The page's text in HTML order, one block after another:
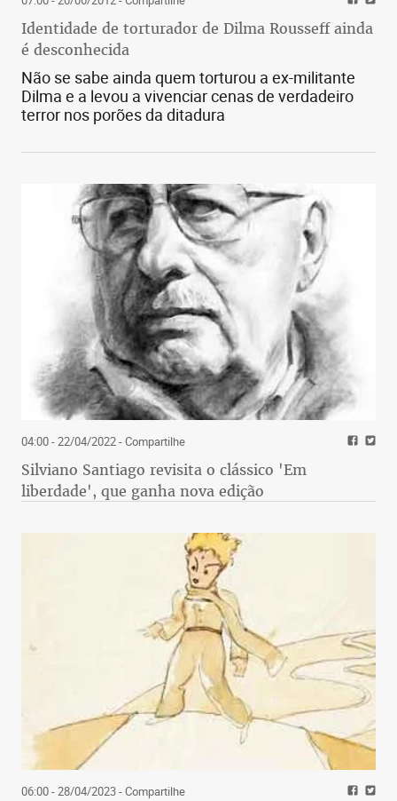
Identidade de torturador de Dilma Rousseff ainda
é desconhecida
Não se sabe ainda quem torturou a ex-militante
Dilma e a levou a vivenciar cenas de verdadeiro
terror nos porões da ditadura
04:00 - 22/04/2022- Compartilhe
Silviano Santiago revisita o clássico 'Em
liberdade', que ganha nova edição
06:00 - 28/04/2023- Compartilhe